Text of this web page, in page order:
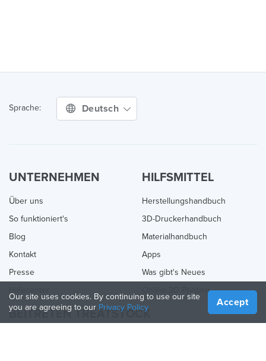
Sprache: Deutsch
UNTERNEHMEN
Über uns
So funktioniert's
Blog
Kontakt
Presse
HILFSMITTEL
Herstellungshandbuch
3D-Druckerhandbuch
Materialhandbuch
Apps
Was gibt's Neues
Online 3D Printing
BEITRETEN TREATSTOCK
Our site uses cookies. By continuing to use our site
you are agreeing to our Privacy Policy Accept